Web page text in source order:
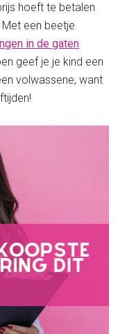
hoeft te betalen
een beetje
in de gaten
geef je je kind een
volwassene, want